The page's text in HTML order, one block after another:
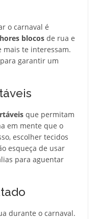
o carnaval é
blocosde rua e
mais te interessam.
garantir um
que permitam
em mente que o
escolher tecidos
esqueça de usar
para aguentar
durante o carnaval.